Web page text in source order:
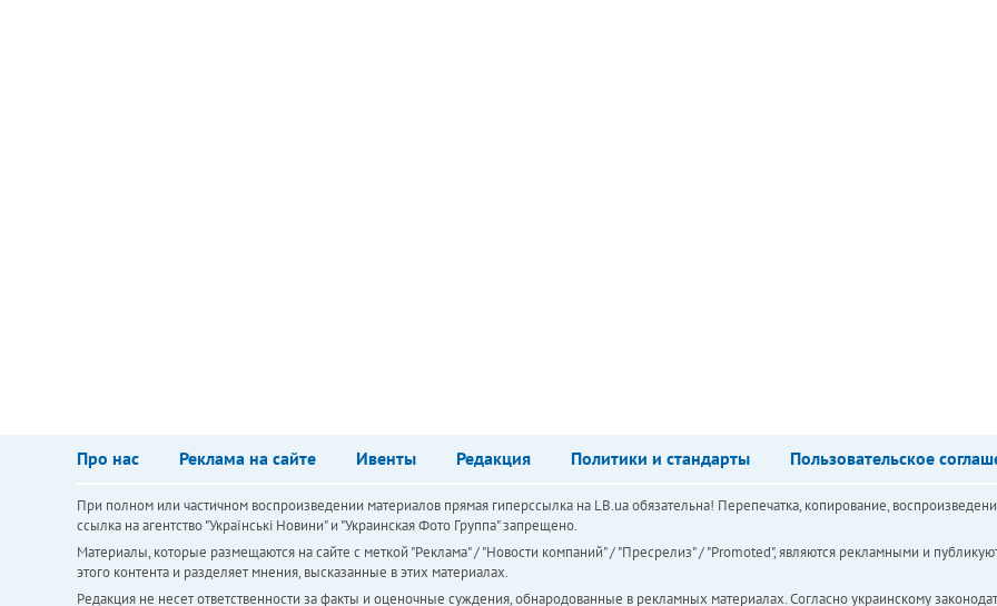
Про нас Реклама на сайте Ивенты Редакция Политики и стандарты Пользовательское
При полном или частичном воспроизведении материалов прямая гиперссылка на LB.ua обязательна! Перепечатка, копирование,
ссылка на агентство "Українськi Новини" и "Украинская Фото Группа" запрещено.
Материалы, которые размещаются на сайте с меткой "Реклама" / "Новости компаний" / "Пресрелиз" / "Promoted", являются рекламными и
этого контента и разделяет мнения, высказанные в этих материалах.
Редакция не несет ответственности за факты и оценочные суждения, обнародованные в рекламных материалах. Согласно украинскому